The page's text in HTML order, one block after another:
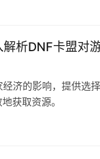
析DNF卡盟对
济的影响，提供选
获取资源。